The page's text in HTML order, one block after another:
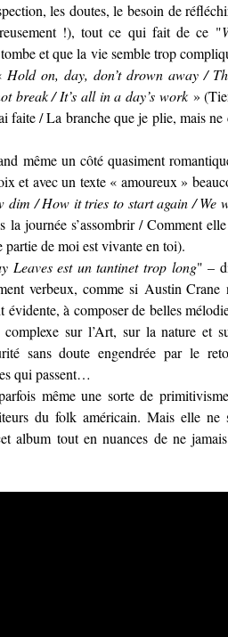
les doutes, le besoin de
!), tout ce qui fait de ce "
et que la vie semble trop
Hold on, day, don’t drown away /
break / It’s all in a day’s work»
faite / La branche que je plie, mais ne
même un côté quasiment
et avec un texte « amoureux »
dim / How it tries to start again / We
la journée s’assombrir / Comment
de moi est vivante en toi).
Leaves est un tantinet trop long" –
verbeux, comme si Austin Crane
évidente, à composer de belles
sur l’Art, sur la nature et
sans doute engendrée par le
qui passent…
même une sorte de
du folk américain. Mais elle ne
album tout en nuances de ne